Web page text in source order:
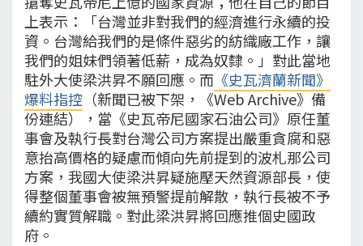
上表示：「台灣並非對我們的經濟進行永續的投
資。台灣給我們的是條件惡劣的紡織廠工作，讓
我們的姐妹們領著低薪，成為奴隸。」對此當地
駐外大使梁洪昇不願回應。而 《史瓦濟蘭新聞》
爆料指控 （新聞已被下架，《Web Archive》備
份連結），當《史瓦帝尼國家石油公司》原任董
事會及執行長對台灣公司方案提出嚴重貪腐和惡
意抬高價格的疑慮而傾向先前提到的波札那公司
方案，我國大使梁洪昇疑施壓天然資源部長，使
得整個董事會被無預警提前解散，執行長被不予
續約實質解職。對此梁洪昇將回應推個史國政
府。